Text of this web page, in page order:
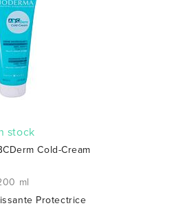
stock
Cold-Cream
ml
Protectrice